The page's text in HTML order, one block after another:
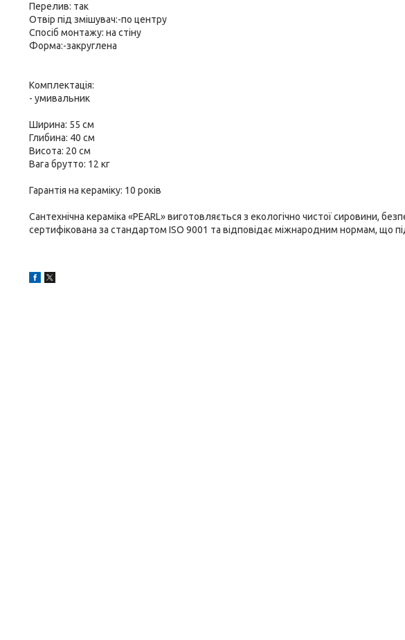
Перелив: так
Отвір під змішувач:-по центру
Спосіб монтажу: на стіну
Форма:-закруглена
Комплектація:
- умивальник
Ширина: 55 см
Глибина: 40 см
Висота: 20 см
Вага брутто: 12 кг
Гарантія на кераміку: 10 років
Сантехнічна кераміка «PEARL» виготовляється з екологічно чистої сировини,
сертифікована за стандартом ISO 9001 та відповідає міжнародним нормам, що